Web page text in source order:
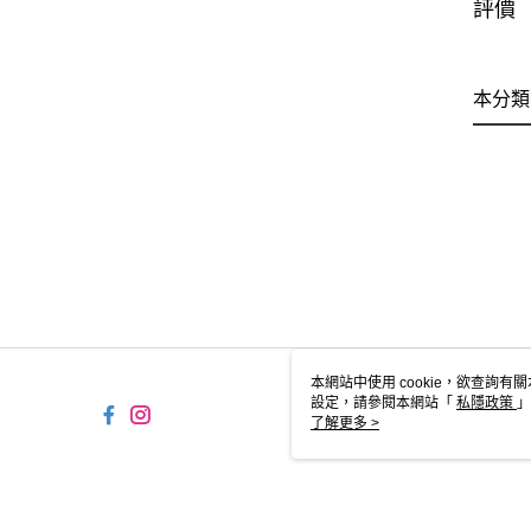
評價
本分
本網站中使用 cookie，欲查詢有
設定，請參閱本網站「 私隱政策
用 cookie。
了解更多 >